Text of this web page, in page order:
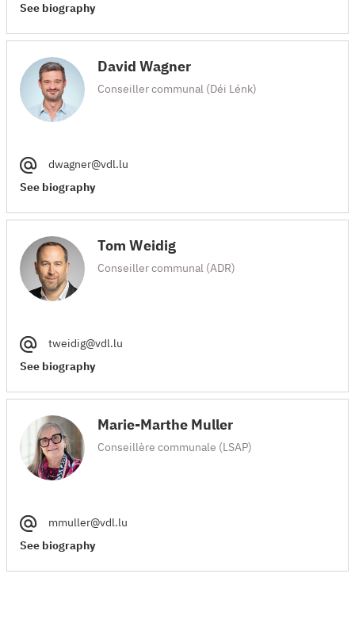
See biography
David Wagner
Conseiller communal (Déi Lénk)
dwagner@vdl.lu
See biography
Tom Weidig
Conseiller communal (ADR)
tweidig@vdl.lu
See biography
Marie-Marthe Muller
Conseillère communale (LSAP)
mmuller@vdl.lu
See biography